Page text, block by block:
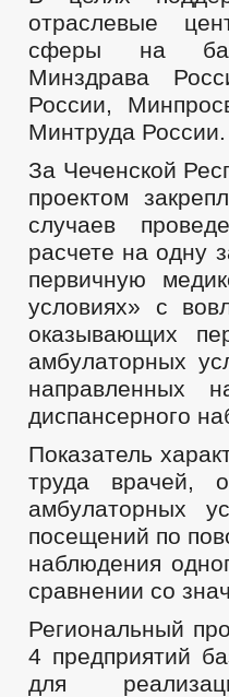
отраслевые
сферы на
Минздрава
России,
Минтруда России.
За Чеченской
проектом
случаев
расчете на одну
первичную
условиях» с
оказывающих
амбулаторных
направленных
диспансерного
Показатель
труда врачей,
амбулаторных
посещений по
наблюдения
сравнении со
Региональный
4 предприятий
для